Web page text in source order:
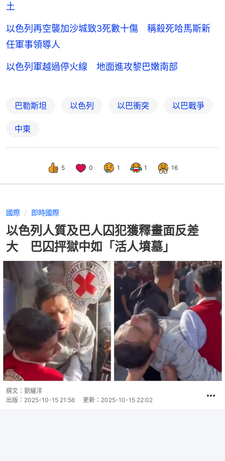
土
以色列再空襲加沙城致3死數十傷 稱殺死哈馬斯新
任軍事領導人
以色列軍越過停火線 地面進攻黎巴嫩南部
巴勒斯坦 以色列 以巴衝突 以巴戰爭
中東
5 0 1 1 16
國際 即時國際
以色列人質及巴人囚犯獲釋畫面反差
大 巴囚抨獄中如「活人墳墓」
撰文： 劉耀洋
出版： 2025-10-15 21:56 更新： 2025-10-15 22:02